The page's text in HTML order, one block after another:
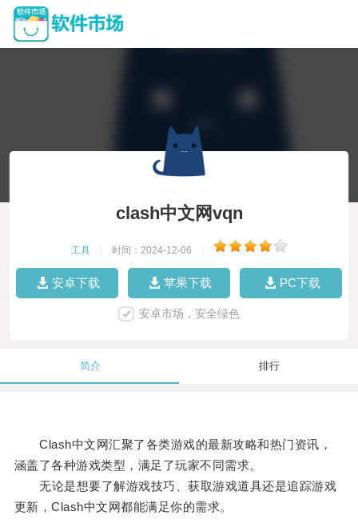
clash中文网vqn
工具 时间：2024-12-06
安卓下载 苹果下载 PC下载
安卓市场，安全绿色
简介 排行
Clash中文网汇聚了各类游戏的最新攻略和热门资讯，
涵盖了各种游戏类型，满足了玩家不同需求。
无论是想要了解游戏技巧、获取游戏道具还是追踪游戏
更新，Clash中文网都能满足你的需求。